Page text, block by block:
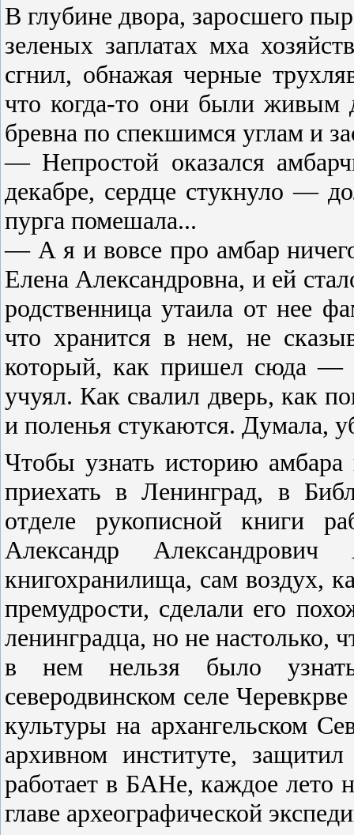
В глубине двора, заросшего
зеленых заплатах мха
сгнил, обнажая черные
что когда-то они были живым
бревна по спекшимся углам и
— Непростой оказался
декабре, сердце стукнуло —
пурга помешала...
— А я и вовсе про амбар
Елена Александровна, и ей
родственница утаила от нее
что хранится в нем, не
который, как пришел сюда —
учуял. Как свалил дверь, как
и поленья стукаются. Думала,
Чтобы узнать историю
приехать в Ленинград, в
отделе рукописной книги
Александр
книгохранилища, сам воздух,
премудрости, сделали его
ленинградца, но не настолько,
в нем нельзя было
северодвинском селе
культуры на архангельском
архивном институте,
работает в БАНе, каждое лето
главе археографической